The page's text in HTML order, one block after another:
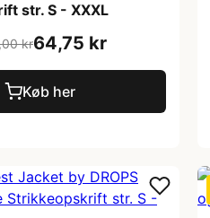
str. S - XXXL
kr64,75 kr
Køb her